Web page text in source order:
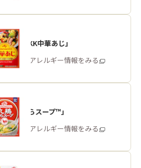
「味の素KK中華あじ」
商品・アレルギー情報をみる
「丸鶏がらスープ™」
商品・アレルギー情報をみる